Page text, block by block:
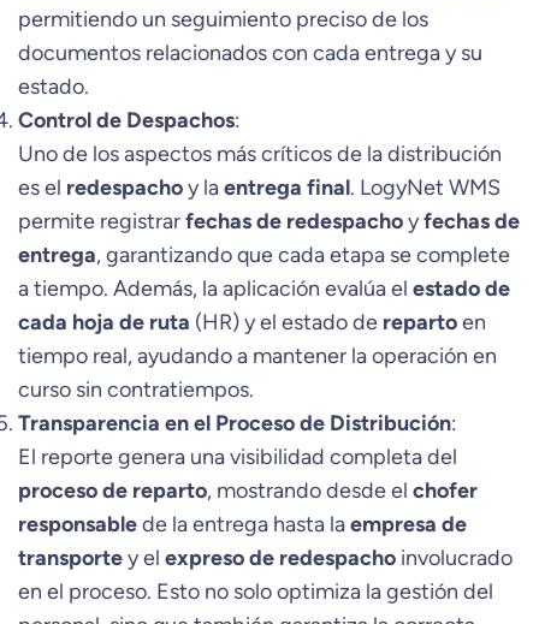
permitiendo un seguimiento preciso de los
documentos relacionados con cada entrega y su
estado.
Control de Despachos:
Uno de los aspectos más críticos de la distribución
es el redespachoy laentrega final. LogyNet WMS
permite registrarfechas de redespachoyfechas de
entrega, garantizando que cada etapa se complete
a tiempo. Además, la aplicación evalúa el estado de
cada hoja de ruta (HR) y el estado de repartoen
tiempo real, ayudando a mantener la operación en
curso sin contratiempos.
Transparencia en el Proceso de Distribución:
El reporte genera una visibilidad completa del
proceso de reparto, mostrando desde el chofer
responsablede la entrega hasta laempresa de
transportey el expreso de redespacho involucrado
en el proceso. Esto no solo optimiza la gestión del